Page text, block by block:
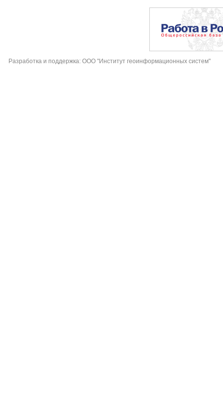
Разработка и поддержка: ООО "Институт геоинформационных систем"